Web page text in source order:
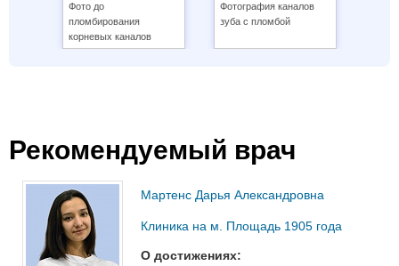
Фото до
пломбирования
корневых каналов
Фотография каналов
зуба с пломбой
Рекомендуемый врач
Мартенс Дарья Александровна
Клиника на м. Площадь 1905 года
О достижениях: